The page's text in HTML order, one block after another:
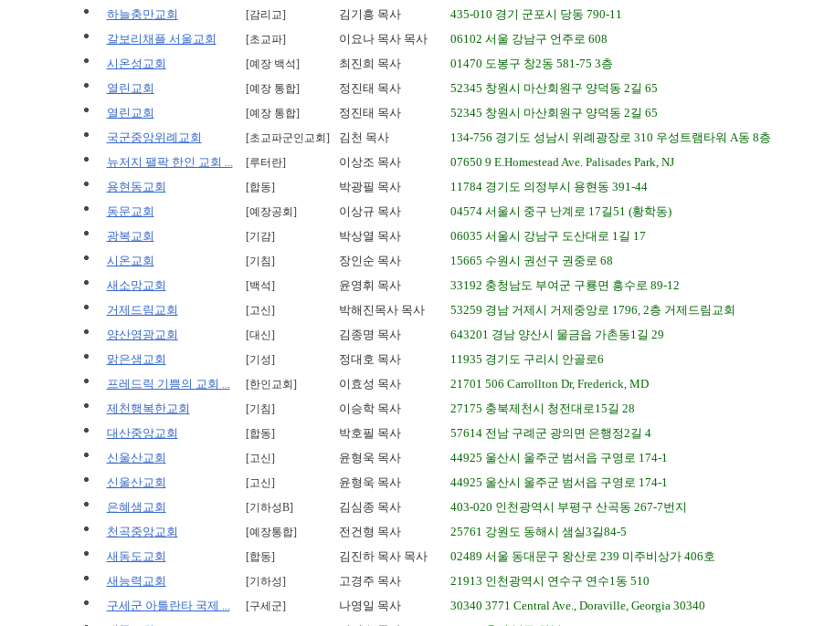
하늘충만교회 [감리교] 김기흥 목사 435-010 경기 군포시 당동 790-11
갈보리채플 서울교회
[초교파] 이요나 목사 목사 06102 서울 강남구 언주로 608
시온성교회
[예장 백석] 최진희 목사 01470 도봉구 창2동 581-75 3층
열린교회
[예장 통합] 정진태 목사 52345 창원시 마산회원구 양덕동 2길 65
열린교회
[예장 통합] 정진태 목사 52345 창원시 마산회원구 양덕동 2길 65
국군중앙위례교회
[초교파군인교회] 김천 목사 134-756 경기도 성남시 위례광장로 310 우성트램타워 A동 8층
뉴저지 팰팍 한인 교회 ...
[루터란] 이상조 목사 07650 9 E.Homestead Ave. Palisades Park, NJ
용현동교회
[합동] 박광필 목사 11784 경기도 의정부시 용현동 391-44
동문교회
[예장공회] 이상규 목사 04574 서울시 중구 난계로 17길51 (황학동)
광복교회
[기감] 박상열 목사 06035 서울시 강남구 도산대로 1길 17
시온교회
[기침] 장인순 목사 15665 수원시 권선구 권중로 68
새소망교회
[백석] 윤영휘 목사 33192 충청남도 부여군 구룡면 흥수로 89-12
거제드림교회
[고신] 박해진목사 목사 53259 경남 거제시 거제중앙로 1796, 2층 거제드림교회
양산영광교회
[대신] 김종명 목사 643201 경남 양산시 물금읍 가촌동1길 29
맑은샘교회
[기성] 정대호 목사 11935 경기도 구리시 안골로6
프레드릭 기쁨의 교회 ...
[한인교회] 이효성 목사 21701 506 Carrollton Dr, Frederick, MD
제천행복한교회
[기침] 이승학 목사 27175 충북제천시 청전대로15길 28
대산중앙교회
[합동] 박호필 목사 57614 전남 구례군 광의면 은행정2길 4
신울산교회
[고신] 윤형욱 목사 44925 울산시 울주군 범서읍 구영로 174-1
신울산교회
[고신] 윤형욱 목사 44925 울산시 울주군 범서읍 구영로 174-1
은혜샘교회
[기하성B] 김심종 목사 403-020 인천광역시 부평구 산곡동 267-7번지
천곡중앙교회
[예장통합] 전건형 목사 25761 강원도 동해시 샘실3길84-5
새동도교회
[합동] 김진하 목사 목사 02489 서울 동대문구 왕산로 239 미주비상가 406호
새능력교회
[기하성] 고경주 목사 21913 인천광역시 연수구 연수1동 510
구세군 아틀란타 국제 ...
[구세군] 나영일 목사 30340 3771 Central Ave., Doraville, Georgia 30340